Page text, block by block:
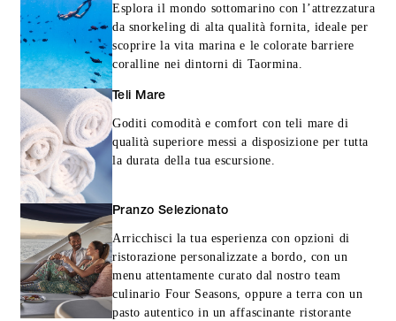
Esplora il mondo sottomarino con l’attrezzatura
da snorkeling di alta qualità fornita, ideale per
scoprire la vita marina e le colorate barriere
coralline nei dintorni di Taormina.
Teli Mare
Goditi comodità e comfort con teli mare di
qualità superiore messi a disposizione per tutta
la durata della tua escursione.
Pranzo Selezionato
Arricchisci la tua esperienza con opzioni di
ristorazione personalizzate a bordo, con un
menu attentamente curato dal nostro team
culinario Four Seasons, oppure a terra con un
pasto autentico in un affascinante ristorante